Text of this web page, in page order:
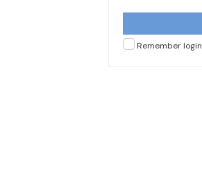
Remember login